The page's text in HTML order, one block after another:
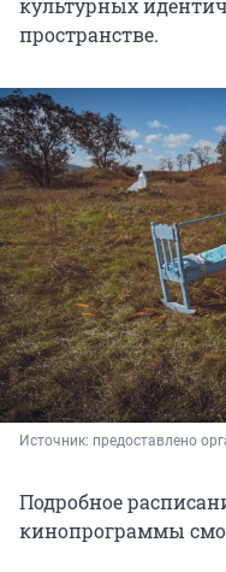
культурных
пространстве.
Источник: предоставлено
Подробное
кинопрограммы